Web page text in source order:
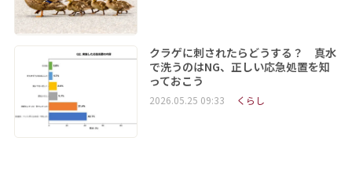
クラゲに刺されたらどうする？ 真水
で洗うのはNG、正しい応急処置を知
っておこう
2026.05.25 09:33 くらし